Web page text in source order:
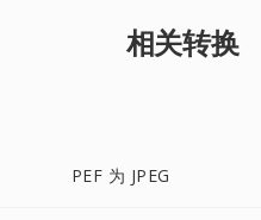
相关转换
PEF 为 JPEG